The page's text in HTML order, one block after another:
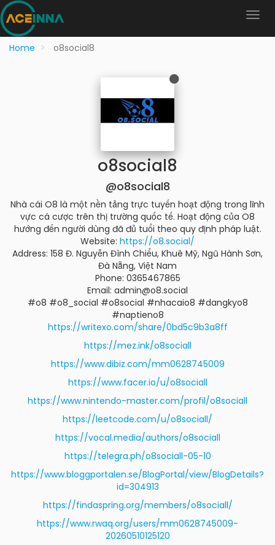
Home o8social8
o8social8
@o8social8
Nhà cái O8 là một nền tảng trực tuyến hoạt động trong lĩnh
vực cá cược trên thị trường quốc tế. Hoạt động của O8
hướng đến người dùng đã đủ tuổi theo quy định pháp luật.
Website: https://o8.social/
Address: 158 Đ. Nguyễn Đình Chiểu, Khuê Mỹ, Ngũ Hành Sơn,
Đà Nẵng, Việt Nam
Phone: 0365467865
Email: admin@o8.social
#o8 #o8_social #o8social #nhacaio8 #dangkyo8
#naptieno8
https://writexo.com/share/0bd5c9b3a8ff
https://mez.ink/o8sociall
https://www.dibiz.com/mm0628745009
https://www.facer.io/u/o8sociall
https://www.nintendo-master.com/profil/o8sociall
https://leetcode.com/u/o8sociall/
https://vocal.media/authors/o8sociall
https://telegra.ph/o8sociall-05-10
https://www.bloggportalen.se/BlogPortal/view/BlogDetails?
id=304913
https://findaspring.org/members/o8sociall/
https://www.rwaq.org/users/mm0628745009-
20260510125120